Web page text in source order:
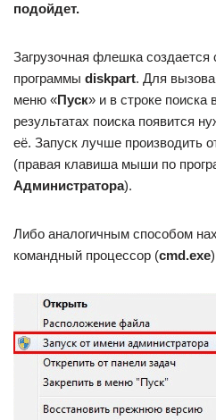
подойдет.
Загрузочная флешка
программы diskpart. Для
меню «Пуск» и в строке поиска
результатах поиска появится
её. Запуск лучше производить
(правая клавиша мыши по
Администратора).
Либо аналогичным способом
командный процессор (cmd.exe